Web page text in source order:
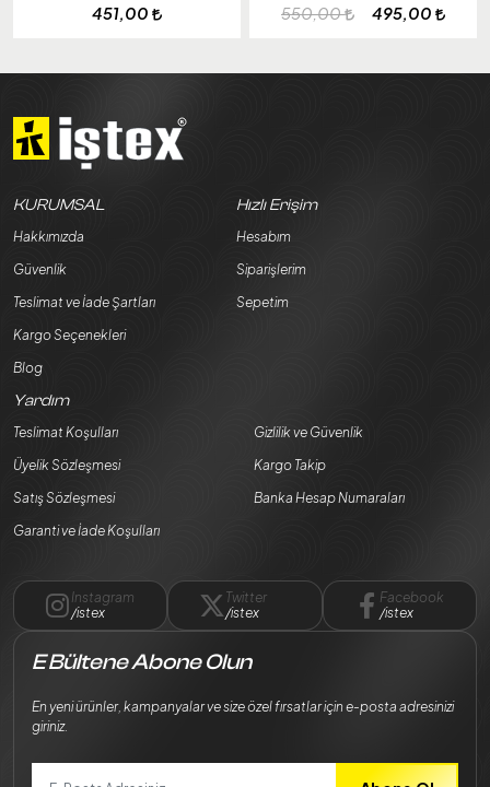
451,00 550,00 495,00
KURUMSAL
Hakkımızda
Güvenlik
Teslimat ve İade Şartları
Kargo Seçenekleri
Blog
Hızlı Erişim
Hesabım
Siparişlerim
Sepetim
Yardım
Teslimat Koşulları
Üyelik Sözleşmesi
Satış Sözleşmesi
Garanti ve İade Koşulları
Gizlilik ve Güvenlik
Kargo Takip
Banka Hesap Numaraları
Instagram
/istex
Twitter
/istex
Facebook
/istex
E Bültene Abone Olun
En yeni ürünler, kampanyalar ve size özel fırsatlar için e-posta adresinizi
giriniz.